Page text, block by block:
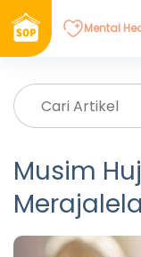
Mental
Musim
Merajalela